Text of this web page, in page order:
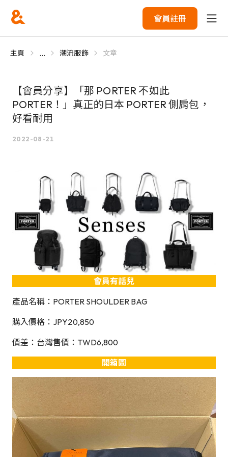
會員註冊
主頁 ... 潮流服飾 文章
【會員分享】「那 PORTER 不如此
PORTER！」真正的日本 PORTER 側肩包，
好看耐用
2022-08-21
會員有話兒
產品名稱：PORTER SHOULDER BAG
購入價格：JPY20,850
價差：台灣售價：TWD6,800
開箱圖